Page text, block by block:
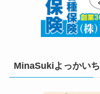
MinaSukiよっかいち